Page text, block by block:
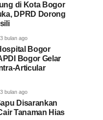
di Kota Bogor
DPRD Dorong
3 bulan ago
Bogor
Bogor Gelar
Articular
3 bulan ago
Disarankan
Tanaman Hias